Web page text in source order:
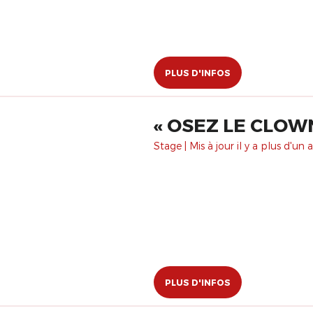
PLUS D'INFOS
« OSEZ LE
Stage | Mis à jour il y a plus d'un
PLUS D'INFOS